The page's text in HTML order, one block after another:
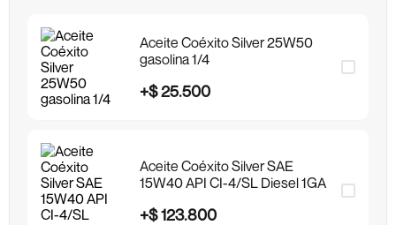
Aceite Coéxito Silver 25W50
gasolina 1/4
+$25.500
Aceite Coéxito Silver SAE
15W40 API CI-4/SL Diesel 1GA
+$123.800